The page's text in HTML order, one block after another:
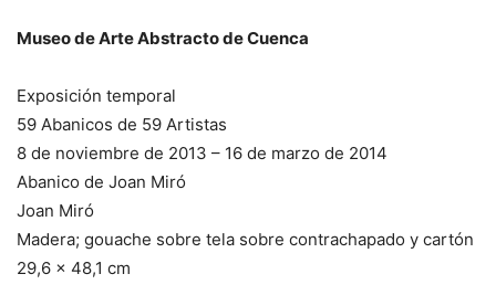
Museo de Arte Abstracto de Cuenca
Exposición temporal
59 Abanicos de 59 Artistas
8 de noviembre de 2013 – 16 de marzo de 2014
Abanico de Joan Miró
Joan Miró
Madera; gouache sobre tela sobre contrachapado y cartón
29,6 x 48,1 cm